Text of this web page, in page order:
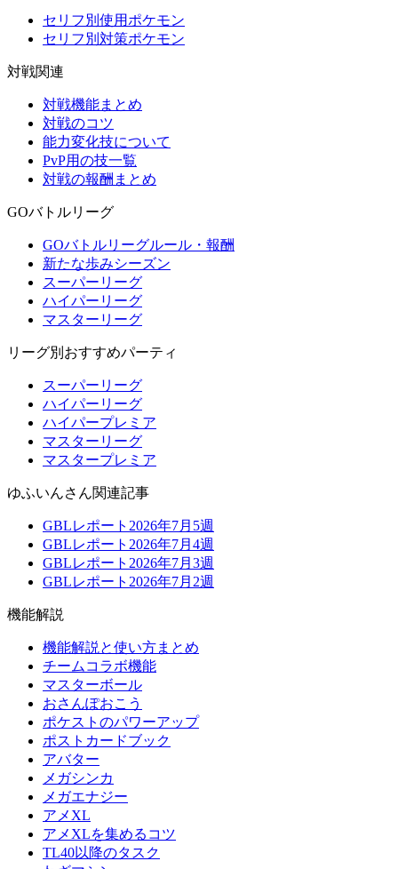
セリフ別使用ポケモン
セリフ別対策ポケモン
対戦関連
対戦機能まとめ
対戦のコツ
能力変化技について
PvP用の技一覧
対戦の報酬まとめ
GOバトルリーグ
GOバトルリーグルール・報酬
新たな歩みシーズン
スーパーリーグ
ハイパーリーグ
マスターリーグ
リーグ別おすすめパーティ
スーパーリーグ
ハイパーリーグ
ハイパープレミア
マスターリーグ
マスタープレミア
ゆふいんさん関連記事
GBLレポート2026年7月5週
GBLレポート2026年7月4週
GBLレポート2026年7月3週
GBLレポート2026年7月2週
機能解説
機能解説と使い方まとめ
チームコラボ機能
マスターボール
おさんぽおこう
ポケストのパワーアップ
ポストカードブック
アバター
メガシンカ
メガエナジー
アメXL
アメXLを集めるコツ
TL40以降のタスク